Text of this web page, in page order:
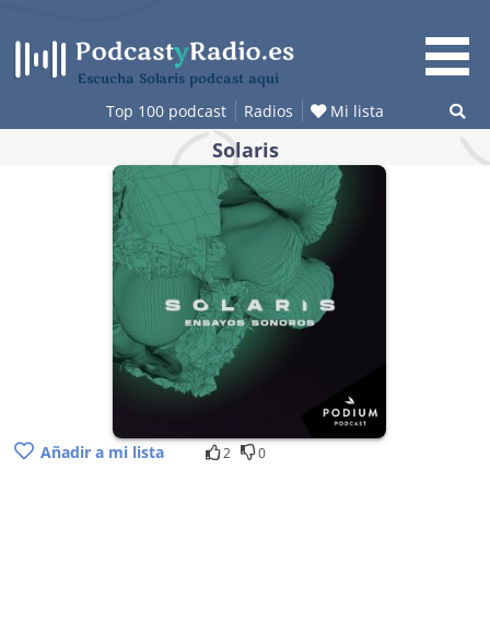
contenido
Escucha Solaris podcast aquí
Top 100 podcast Radios Mi lista
Solaris
Añadir a mi lista 2 0